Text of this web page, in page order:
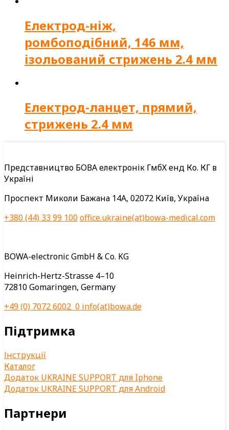
Електрод-ніж,
ромбоподібний, 146 мм,
ізольований стрижень 2.4 мм
Електрод-ланцет, прямий,
стрижень 2.4 мм
Представництво БОВА електронік ГмбХ енд Ко. КГ в
Україні
Проспект Миколи Бажана 14А, 02072 Київ, Україна
+380 (44) 33 99 100office.ukraine(at)bowa-medical.com
BOWA-electronic GmbH & Co. KG
Heinrich-Hertz-Strasse 4–10
72810 Gomaringen, Germany
+49 (0) 7072 6002 0 info(at)bowa.de
Підтримка
Інструкції
Каталог
Додаток UKRAINE SUPPORT для Iphone
Додаток UKRAINE SUPPORT для Android
Партнери